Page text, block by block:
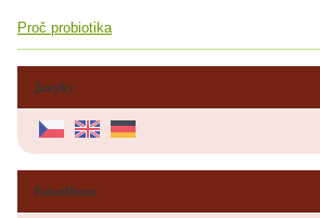
Proč probiotika
Jazyky
Fotoalbum